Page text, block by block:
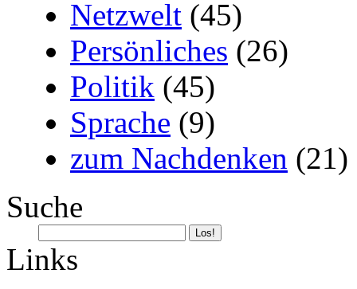
Netzwelt (45)
Persönliches (26)
Politik (45)
Sprache (9)
zum Nachdenken (21)
Suche
Links